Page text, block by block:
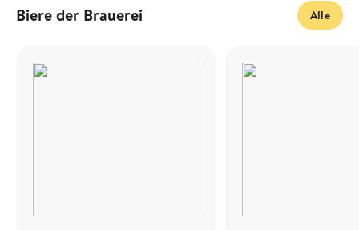
Biere der Brauerei Alle